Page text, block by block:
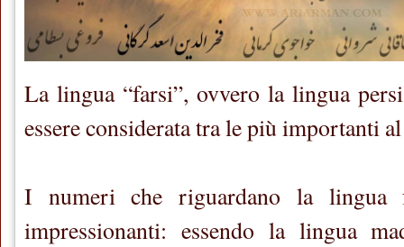
La lingua “farsi”, ovvero la lingua
essere considerata tra le più importanti
I numeri che riguardano la lingua
impressionanti: essendo la lingua